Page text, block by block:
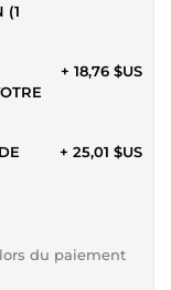
(1
+ 18,76 $US
+ 25,01 $US
du paiement